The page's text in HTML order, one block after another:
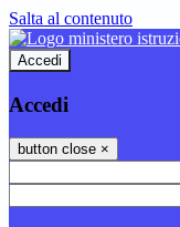
Salta al contenuto
Accedi
Accedi
button close ×